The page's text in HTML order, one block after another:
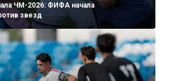
ЧМ-2026: ФИФА начала
звезд